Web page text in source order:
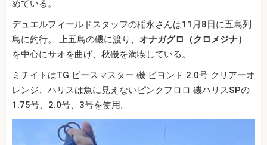
めている。
デュエルフィールドスタッフの稲永さんは11月8日に五島列
島に釣行。 上五島の磯に渡り、 オナガグロ（クロメジナ）
を中心にサオを曲げ、秋磯を満喫している。
ミチイトはTG ピースマスター 磯 ビヨンド 2.0号 クリアーオ
レンジ、ハリスは魚に見えないピンクフロロ 磯ハリスSPの
1.75号、2.0号、3号を使用。